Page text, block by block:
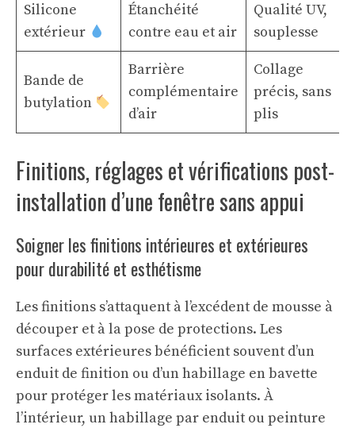
Silicone
extérieur
Étanchéité
contre eau et air
Qualité UV,
souplesse
Bande de
butylation
Barrière
complémentaire
d’air
Collage
précis, sans
plis
Finitions, réglages et vérifications post-
installation d’une fenêtre sans appui
Soigner les finitions intérieures et extérieures
pour durabilité et esthétisme
Les finitions s’attaquent à l’excédent de mousse à
découper et à la pose de protections. Les
surfaces extérieures bénéficient souvent d’un
enduit de finition ou d’un habillage en bavette
pour protéger les matériaux isolants. À
l’intérieur, un habillage par enduit ou peinture